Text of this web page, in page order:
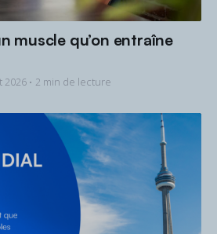
muscle qu’on entraîne
2026 • 2 min de lecture